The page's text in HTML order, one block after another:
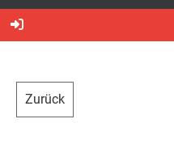
Zurück